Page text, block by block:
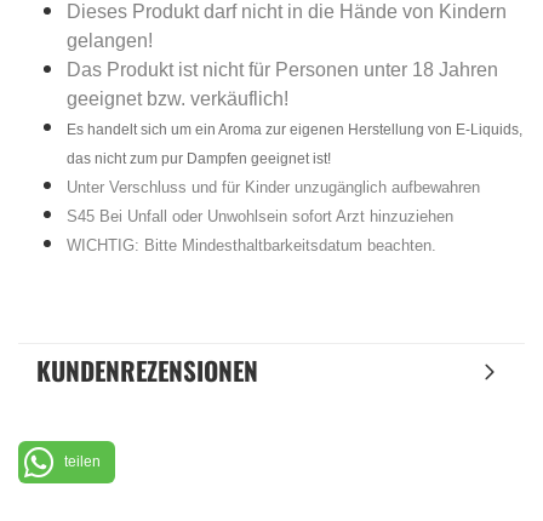
Dieses Produkt darf nicht in die Hände von Kindern
gelangen!
Das Produkt ist nicht für Personen unter 18 Jahren
geeignet bzw. verkäuflich!
Es handelt sich um ein Aroma zur eigenen Herstellung von E-Liquids,
das nicht zum pur Dampfen geeignet ist!
Unter Verschluss und für Kinder unzugänglich aufbewahren
S45 Bei Unfall oder Unwohlsein sofort Arzt hinzuziehen
WICHTIG: Bitte Mindesthaltbarkeitsdatum beachten.
KUNDENREZENSIONEN
teilen